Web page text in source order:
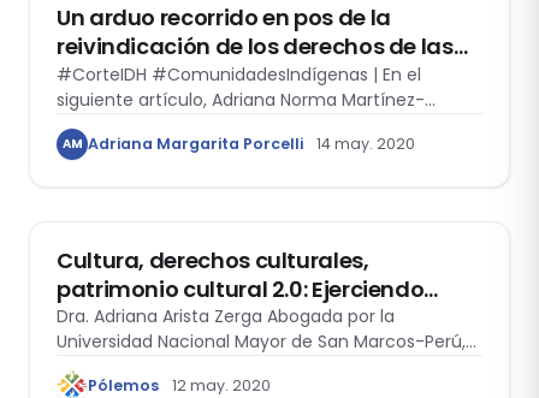
Un arduo recorrido en pos de la
reivindicación de los derechos de las
comunidades indígenas Lhaka Honhat
(Nuestra Tierra)
#CorteIDH #ComunidadesIndígenas | En el
siguiente artículo, Adriana Norma Martínez-
docente en la Facultad de Derecho de la
Universidad de Buenos Aires- y Adriana Margarita
AM Adriana Margarita Porcelli 14 may. 2020
Cultura, derechos culturales,
patrimonio cultural 2.0: Ejerciendo
ciudadanía cultural en tiempos de
pandemia
Dra. Adriana Arista Zerga Abogada por la
Universidad Nacional Mayor de San Marcos-Perú,
Doctora…
Pólemos 12 may. 2020